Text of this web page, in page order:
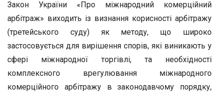
Закон України «Про міжнародний комерційний
арбітраж» виходить із визнання корисності арбітражу
(третейського суду) як методу, що широко
застосовується для вирішення спорів, які виникають у
сфері міжнародної торгівлі, та необхідності
комплексного врегулювання міжнародного
комерційного арбітражу в законодавчому порядку,